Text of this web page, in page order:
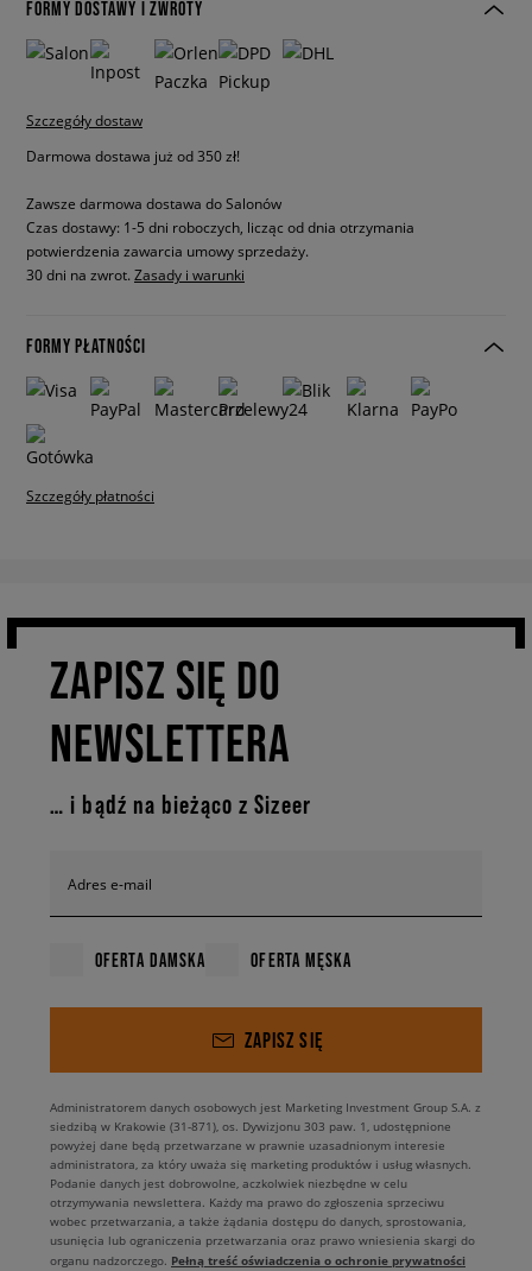
FORMY DOSTAWY I ZWROTY
Szczegóły dostaw
Darmowa dostawa już od 350 zł!
Zawsze darmowa dostawa do Salonów
Czas dostawy: 1-5 dni roboczych, licząc od dnia otrzymania
potwierdzenia zawarcia umowy sprzedaży.
30 dni na zwrot. Zasady i warunki
FORMY PŁATNOŚCI
Szczegóły płatności
ZAPISZ SIĘ DO
NEWSLETTERA
… i bądź na bieżąco z Sizeer
Adres e-mail
OFERTA DAMSKA OFERTA MĘSKA
ZAPISZ SIĘ
Administratorem danych osobowych jest Marketing Investment Group S.A. z
siedzibą w Krakowie (31-871), os. Dywizjonu 303 paw. 1, udostępnione
powyżej dane będą przetwarzane w prawnie uzasadnionym interesie
administratora, za który uważa się marketing produktów i usług własnych.
Podanie danych jest dobrowolne, aczkolwiek niezbędne w celu
otrzymywania newslettera. Każdy ma prawo do zgłoszenia sprzeciwu
wobec przetwarzania, a także żądania dostępu do danych, sprostowania,
usunięcia lub ograniczenia przetwarzania oraz prawo wniesienia skargi do
organu nadzorczego. Pełną treść oświadczenia o ochronie prywatności